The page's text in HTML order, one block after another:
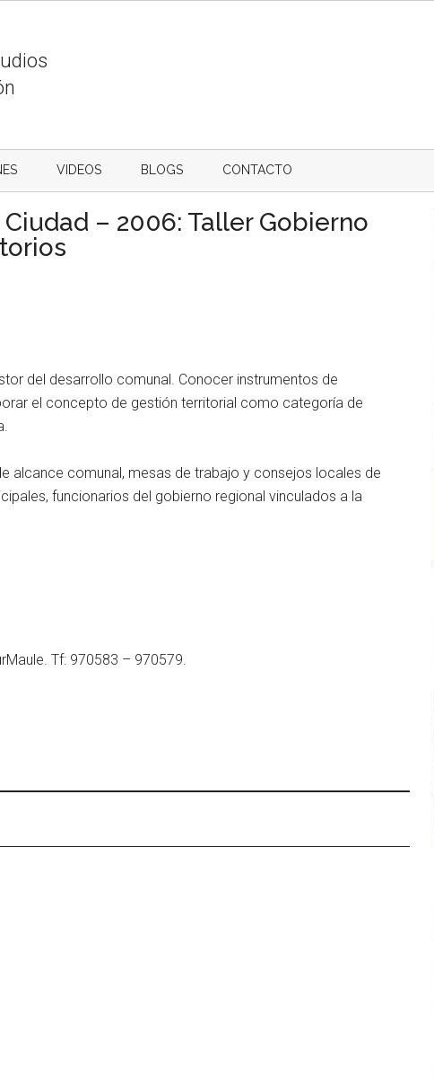
VIDEOS BLOGS CONTACTO
– 2006: Taller Gobierno
del desarrollo comunal. Conocer instrumentos de
el concepto de gestión territorial como categoría de
alcance comunal, mesas de trabajo y consejos locales de
funcionarios del gobierno regional vinculados a la
Tf: 970583 – 970579.